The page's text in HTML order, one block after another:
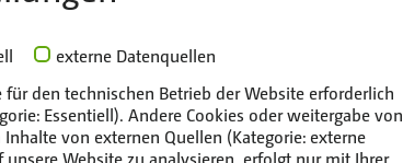
externe Datenquellen
den technischen Betrieb der Website erforderlich
Essentiell). Andere Cookies oder weitergabe von
von externen Quellen (Kategorie: externe
Website zu analysieren, erfolgt nur mit Ihrer